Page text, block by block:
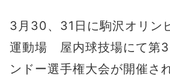
3月30、31日に駒沢オリン
運動場 屋内球技場にて第
ンドー選手権大会が開催さ